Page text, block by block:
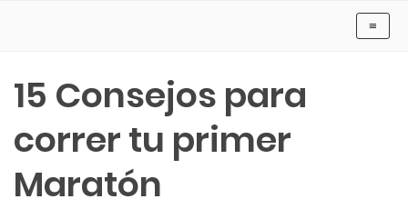
15 Consejos para
correr tu primer
Maratón
≡